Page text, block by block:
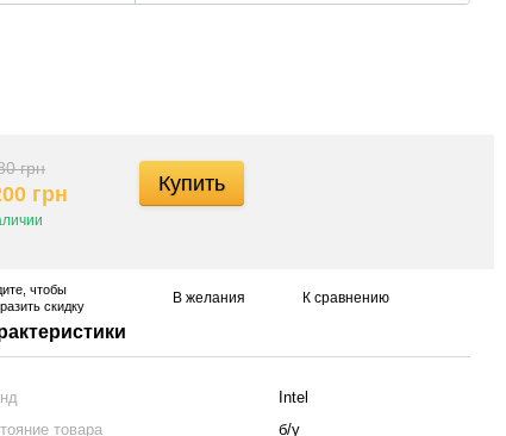
грн
грн Купить
, чтобы
скидку
В желания К сравнению
Intel
товара
б/у